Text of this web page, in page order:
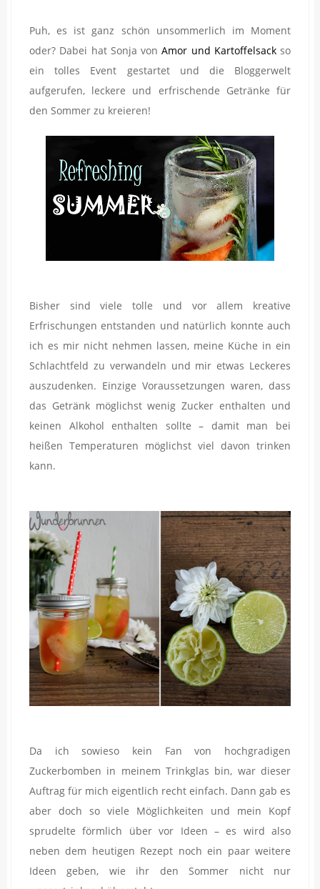
Puh, es ist ganz schön unsommerlich im Moment
oder? Dabei hat Sonja vonAmor und Kartoffelsackso
ein tolles Event gestartet und die Bloggerwelt
aufgerufen, leckere und erfrischende Getränke für
den Sommer zu kreieren!
Bisher sind viele tolle und vor allem kreative
Erfrischungen entstanden und natürlich konnte auch
ich es mir nicht nehmen lassen, meine Küche in ein
Schlachtfeld zu verwandeln und mir etwas Leckeres
auszudenken. Einzige Voraussetzungen waren, dass
das Getränk möglichst wenig Zucker enthalten und
keinen Alkohol enthalten sollte – damit man bei
heißen Temperaturen möglichst viel davon trinken
kann.
Da ich sowieso kein Fan von hochgradigen
Zuckerbomben in meinem Trinkglas bin, war dieser
Auftrag für mich eigentlich recht einfach. Dann gab es
aber doch so viele Möglichkeiten und mein Kopf
sprudelte förmlich über vor Ideen – es wird also
neben dem heutigen Rezept noch ein paar weitere
Ideen geben, wie ihr den Sommer nicht nur